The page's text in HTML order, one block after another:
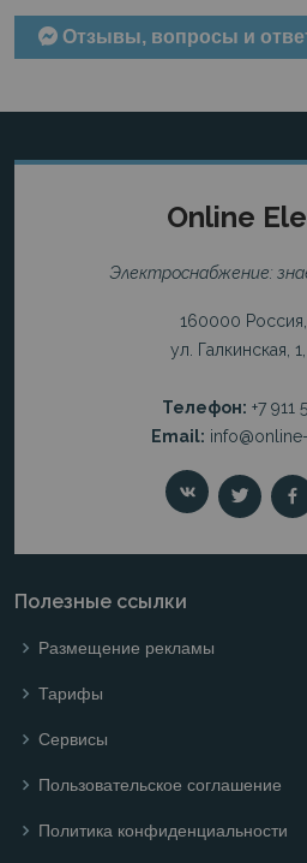
Отзывы, вопросы и
Online
Электроснабжение:
160000
ул. Галкинская,
Телефон: +7 911
Email:
Полезные ссылки
Размещение рекламы
Тарифы
Сервисы
Пользовательское соглашение
Политика конфиденциальности